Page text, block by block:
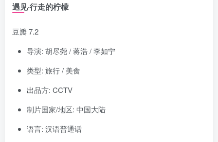
遇见·行走的柠檬
豆瓣 7.2
导演: 胡尽尧 / 蒋浩 / 李如宁
类型: 旅行 / 美食
出品方: CCTV
制片国家/地区: 中国大陆
语言: 汉语普通话